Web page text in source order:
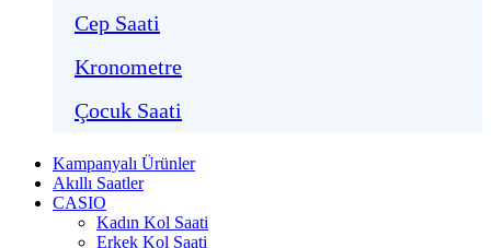
Cep Saati
Kronometre
Çocuk Saati
Kampanyalı Ürünler
Akıllı Saatler
CASIO
Kadın Kol Saati
Erkek Kol Saati